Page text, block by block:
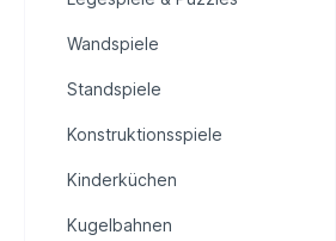
Wandspiele
Standspiele
Konstruktionsspiele
Kinderküchen
Kugelbahnen